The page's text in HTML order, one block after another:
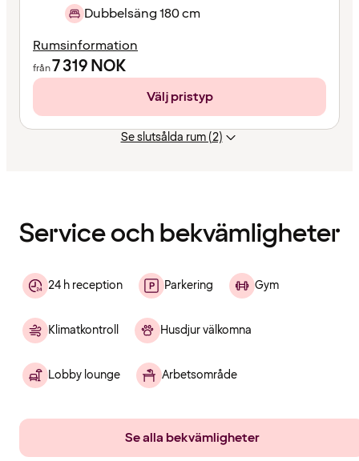
Dubbelsäng 180 cm
Rumsinformation
från7 319NOK
Välj pristyp
Se slutsålda rum (2)
Service och bekvämligheter
24 h reception Parkering Gym
Klimatkontroll Husdjur välkomna
Lobby lounge Arbetsområde
Se alla bekvämligheter